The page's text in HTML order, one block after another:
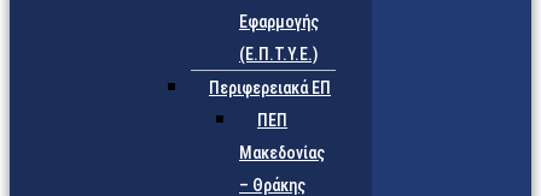
Εφαρμογής
(Ε.Π.Τ.Υ.Ε.)
Περιφερειακά ΕΠ
ΠΕΠ
Μακεδονίας
– Θράκης